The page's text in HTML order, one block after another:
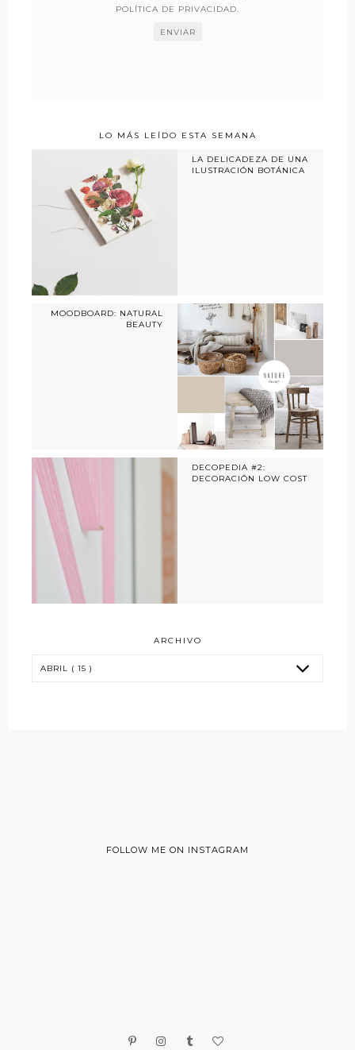
POLÍTICA DE PRIVACIDAD.
LO MÁS LEÍDO ESTA SEMANA
LA DELICADEZA DE UNA
ILUSTRACIÓN BOTÁNICA
MOODBOARD: NATURAL
BEAUTY
DECOPEDIA #2:
DECORACIÓN LOW COST
ARCHIVO
FOLLOW ME ON INSTAGRAM